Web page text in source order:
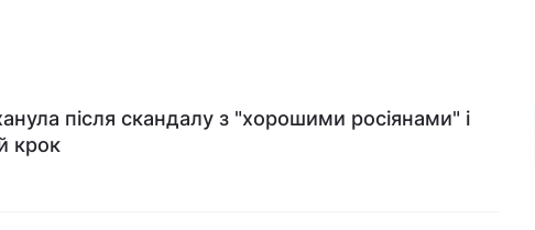
після скандалу з "хорошими росіянами" і
крок